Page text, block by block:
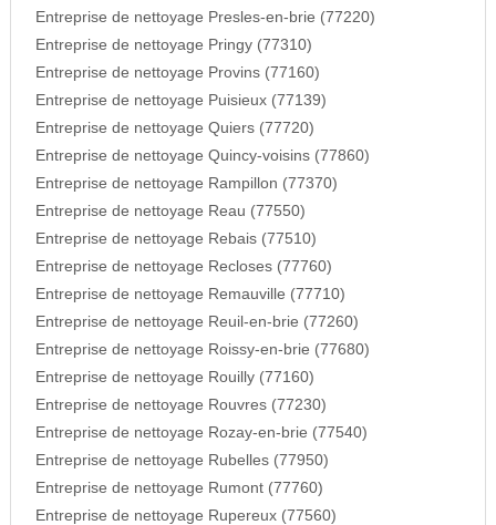
Entreprise de nettoyage Presles-en-brie (77220)
Entreprise de nettoyage Pringy (77310)
Entreprise de nettoyage Provins (77160)
Entreprise de nettoyage Puisieux (77139)
Entreprise de nettoyage Quiers (77720)
Entreprise de nettoyage Quincy-voisins (77860)
Entreprise de nettoyage Rampillon (77370)
Entreprise de nettoyage Reau (77550)
Entreprise de nettoyage Rebais (77510)
Entreprise de nettoyage Recloses (77760)
Entreprise de nettoyage Remauville (77710)
Entreprise de nettoyage Reuil-en-brie (77260)
Entreprise de nettoyage Roissy-en-brie (77680)
Entreprise de nettoyage Rouilly (77160)
Entreprise de nettoyage Rouvres (77230)
Entreprise de nettoyage Rozay-en-brie (77540)
Entreprise de nettoyage Rubelles (77950)
Entreprise de nettoyage Rumont (77760)
Entreprise de nettoyage Rupereux (77560)